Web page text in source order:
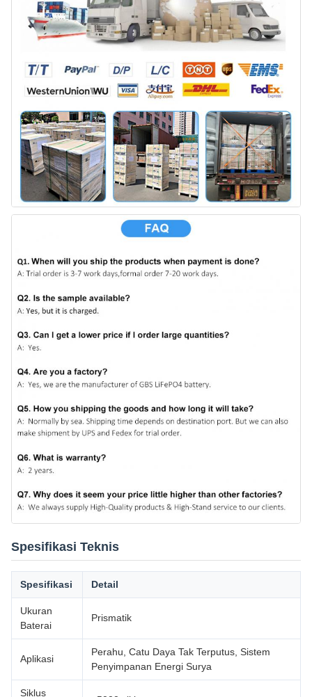
Spesifikasi Teknis
Spesifikasi Detail
Ukuran
Baterai
Prismatik
Aplikasi
Perahu, Catu Daya Tak Terputus, Sistem
Penyimpanan Energi Surya
Siklus